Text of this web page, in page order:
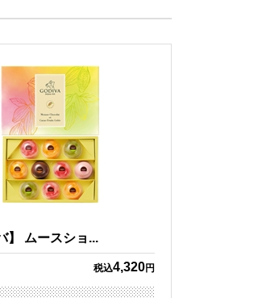
】 ムースショ...
税込4,320円